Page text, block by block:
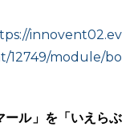
innovent02.ev
12749/module/bo
ル」を「いえらぶ